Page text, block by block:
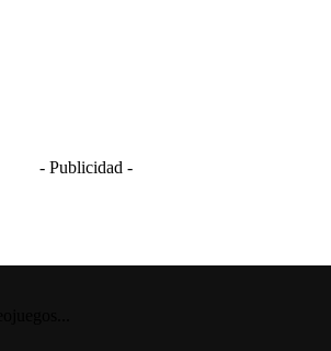
- Publicidad -